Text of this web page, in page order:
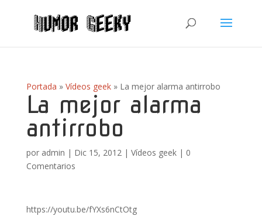
Portada » Vídeos geek» La mejor alarma antirrobo
La mejor alarma
antirrobo
por admin | Dic 15, 2012| Vídeos geek| 0
Comentarios
https://youtu.be/fYXs6nCtOtg